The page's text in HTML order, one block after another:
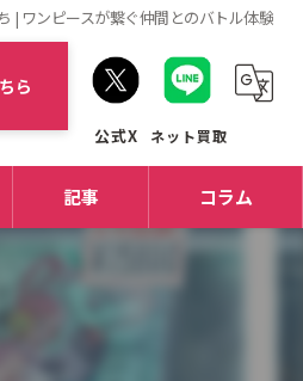
| ワンピースが繋ぐ仲間とのバトル体験
ら
記事 コラム